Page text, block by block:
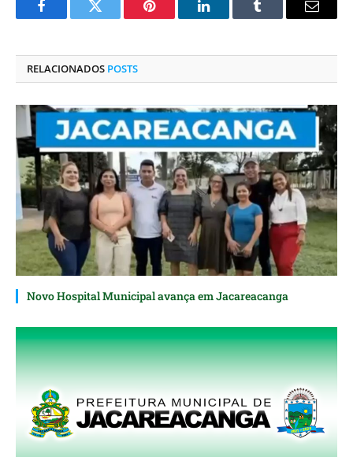
FacebookTwitter Pinterest O
Tumblr
E-
RELACIONADOS POSTS
Novo Hospital Municipal avança em Jacareacanga